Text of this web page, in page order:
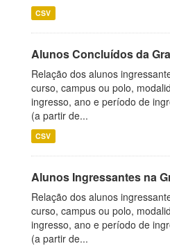
CSV
Alunos Concluídos da
Relação dos alunos
curso, campus ou polo,
ingresso, ano e período de
(a partir de...
CSV
Alunos Ingressantes na
Relação dos alunos
curso, campus ou polo,
ingresso, ano e período de
(a partir de...